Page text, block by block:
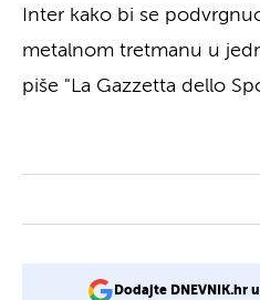
Inter kako bi se
metalnom tretmanu u
piše "La Gazzetta dello
Dodajte DNEVNIK.hr